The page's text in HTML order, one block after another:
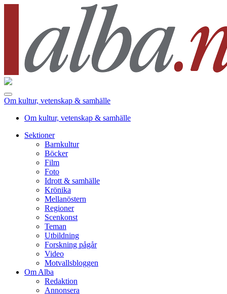
Om kultur, vetenskap & samhälle
Om kultur, vetenskap & samhälle
Sektioner
Barnkultur
Böcker
Film
Foto
Idrott & samhälle
Krönika
Mellanöstern
Regioner
Scenkonst
Teman
Utbildning
Forskning pågår
Video
Motvallsbloggen
Om Alba
Redaktion
Annonsera